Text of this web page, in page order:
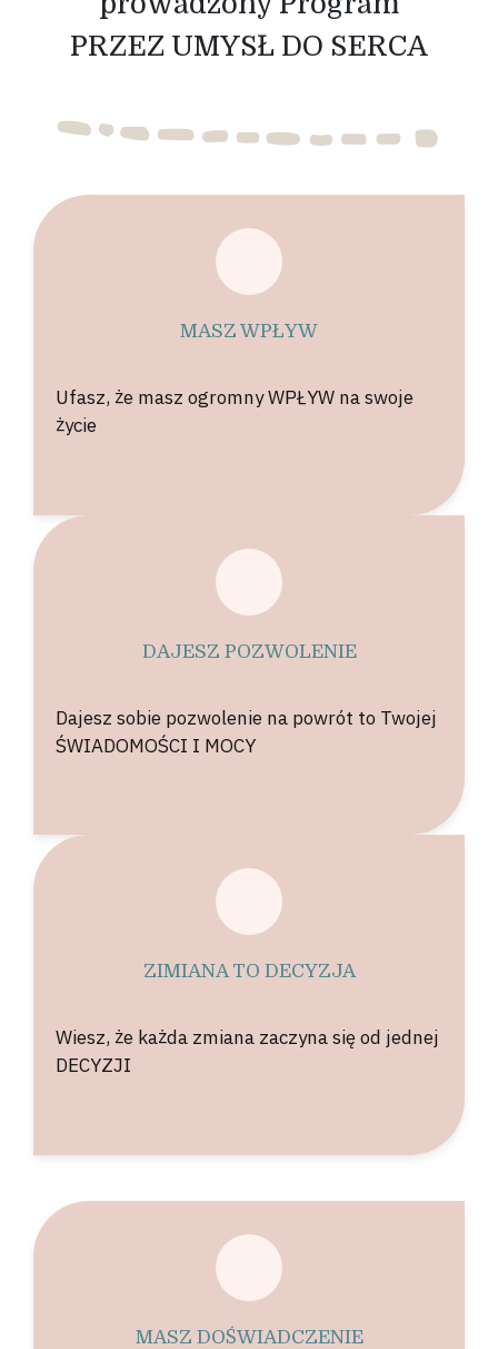
PRZEZ UMYSŁ DO SERCA
MASZ WPŁYW
Ufasz, że masz ogromny WPŁYW na swoje
życie
DAJESZ POZWOLENIE
Dajesz sobie pozwolenie na powrót to Twojej
ŚWIADOMOŚCI I MOCY
ZIMIANA TO DECYZJA
Wiesz, że każda zmiana zaczyna się od jednej
DECYZJI
MASZ DOŚWIADCZENIE